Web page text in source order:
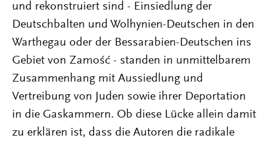
und rekonstruiert sind - Einsiedlung der
Deutschbalten und Wolhynien-Deutschen in den
Warthegau oder der Bessarabien-Deutschen ins
Gebiet von Zamość - standen in unmittelbarem
Zusammenhang mit Aussiedlung und
Vertreibung von Juden sowie ihrer Deportation
in die Gaskammern. Ob diese Lücke allein damit
zu erklären ist, dass die Autoren die radikale